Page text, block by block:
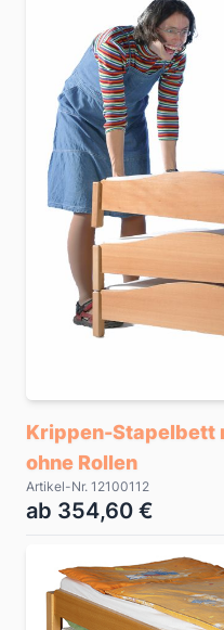
Krippen-Stapelbett
ohne Rollen
Artikel-Nr. 12100112
ab 354,60 €